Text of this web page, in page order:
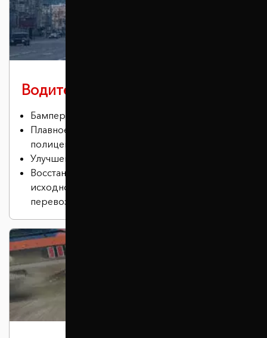
Водителю в городе
Бампер не задевает бордюры.
Плавное преодоление лежачих
полицейских.
Улучшение проходимости
Восстановление положения кузова в
исходное состояние (актуально для
перевозки грузов или установки ГБО).